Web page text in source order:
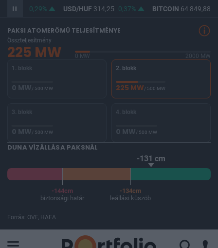
362,79 0,29% USD/HUF314,25 0,37% BITCOIN64 849,88
PAKSI ATOMERŐMŰ TELJESÍTMÉNYE
Összteljesítmény
225 MW 0 MW
2000 MW
1. blokk
0 MW/ 500 MW
2. blokk
225 MW/ 500 MW
3. blokk
0 MW/ 500 MW
4. blokk
0 MW/ 500 MW
DUNA VÍZÁLLÁSA PAKSNÁL
-131 cm
-144cm
biztonsági határ
-134cm
leállási küszöb
Forrás: OVF, HAEA